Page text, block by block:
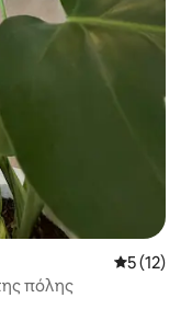
Μέση
5 (12)
πόλης